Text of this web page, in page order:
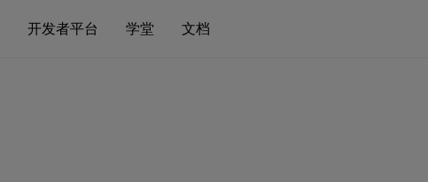
开发者平台 学堂 文档